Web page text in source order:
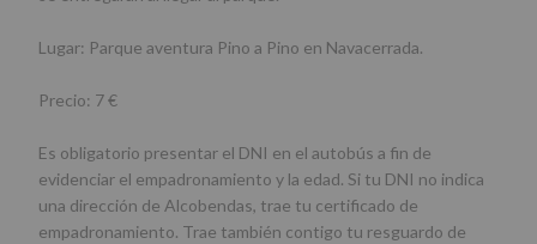
Lugar: Parque aventura Pino a Pino en Navacerrada.
Precio: 7 €
Es obligatorio presentar el DNI en el autobús a fin de
evidenciar el empadronamiento y la edad. Si tu DNI no indica
una dirección de Alcobendas, trae tu certificado de
empadronamiento. Trae también contigo tu resguardo de